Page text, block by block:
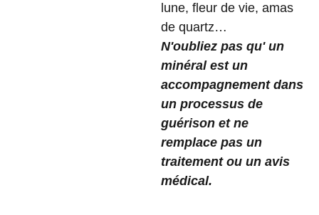
lune, fleur de vie, amas
de quartz…
N'oubliez pas qu' un
minéral est un
accompagnement dans
un processus de
guérison et ne
remplace pas un
traitement ou un avis
médical.